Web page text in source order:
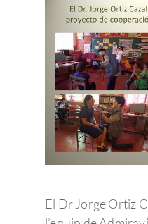
El Dr Jorge Ortiz